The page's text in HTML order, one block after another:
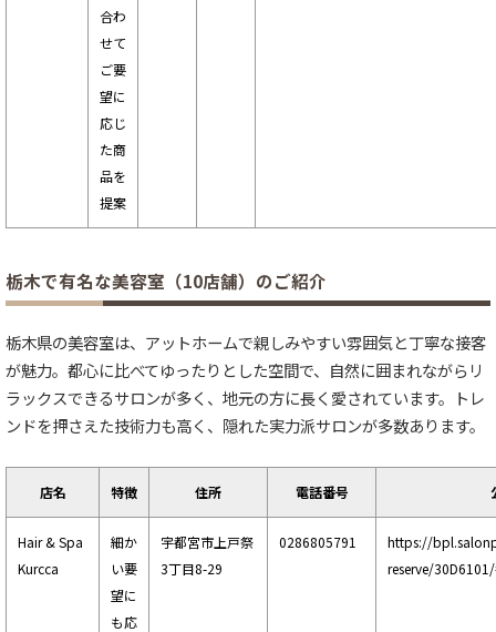
合わ
せて
ご要
望に
応じ
た商
品を
提案
栃木で有名な美容室（10店舗）のご紹介
栃木県の美容室は、アットホームで親しみやすい雰囲気と丁寧な接客
が魅力。都心に比べてゆったりとした空間で、自然に囲まれながらリ
ラックスできるサロンが多く、地元の方に長く愛されています。トレ
ンドを押さえた技術力も高く、隠れた実力派サロンが多数あります。
店名 特徴 住所 電話番号
Hair & Spa
Kurcca
細か
い要
望に
も応
宇都宮市上戸祭
3丁目8-29
0286805791
https://
reserve/